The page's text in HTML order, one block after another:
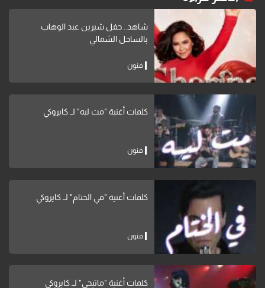
شاهد.. حفل شيرين عبد الوهاب
بالساحل الشمالي
فنون
كلمات أغنية "مت ليه" لــ كايروكي
فنون
كلمات أغنية "في الختام" لــ كايروكي
فنون
كلمات أغنية "ماتيجي" لــ كايروكي